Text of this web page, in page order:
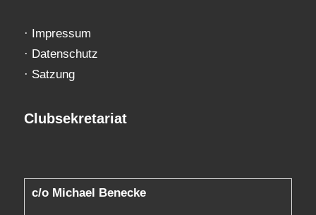
· Impressum
· Datenschutz
· Satzung
Clubsekretariat
c/o Michael Benecke